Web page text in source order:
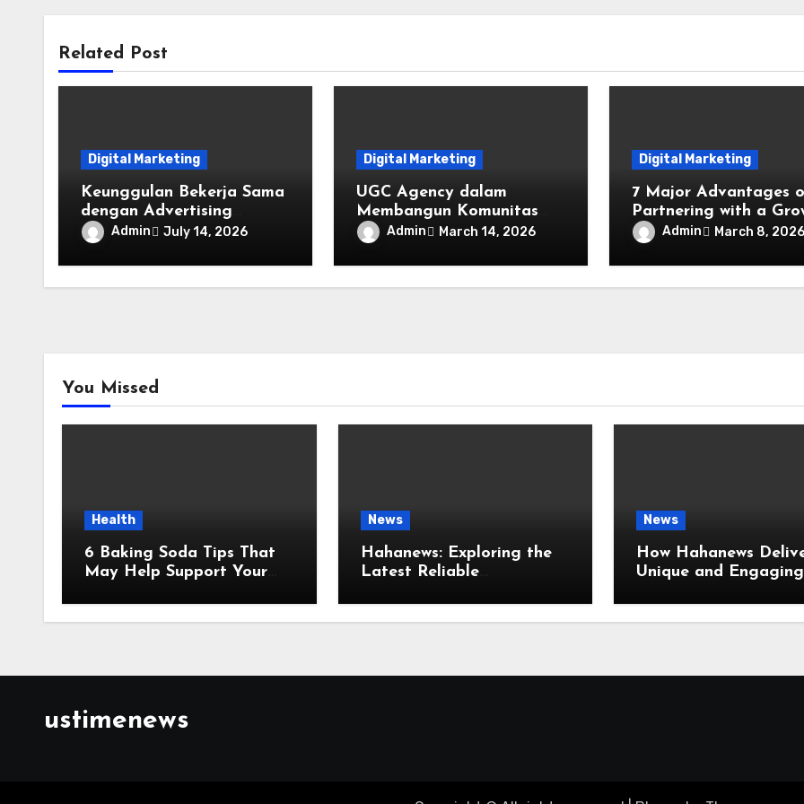
Related Post
Digital Marketing
Keunggulan Bekerja Sama
dengan Advertising
Agency Jakarta untuk
Pertumbuhan Bisnis
Admin July 14, 2026
Digital Marketing
UGC Agency dalam
Membangun Komunitas
Brand yang Aktif
Admin March 14, 2026
Digital Marketing
7 Major Advantages
Partnering with a
Agency
Admin March 8, 2026
You Missed
Health
6 Baking Soda Tips That
May Help Support Your
Goals
News
Hahanews: Exploring the
Latest Reliable
and User-Friendly News
News
How Hahanews
Unique and Engaging
ustimenews